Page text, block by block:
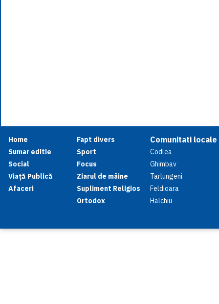
Home
Sumar editie
Social
Viață Publică
Afaceri
Fapt divers
Sport
Focus
Ziarul de mâine
Supliment Religios
Ortodox
Comunitati locale
Codlea
Ghimbav
Tarlungeni
Feldioara
Halchiu